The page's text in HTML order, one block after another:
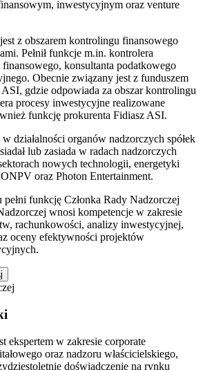
inwestycyjnym oraz venture
z obszarem kontrolingu finansowego
Pełnił funkcje m.in. kontrolera
konsultanta podatkowego
Obecnie związany jest z funduszem
gdzie odpowiada za obszar kontrolingu
procesy inwestycyjne realizowane
funkcję prokurenta Fidiasz ASI.
działalności organów nadzorczych spółek
lub zasiada w radach nadzorczych
nowych technologii, energetyki
ONPV oraz Photon Entertainment.
funkcję Członka Rady Nadzorczej
wnosi kompetencje w zakresie
rachunkowości, analizy inwestycyjnej,
oceny efektywności projektów
ekspertem w zakresie corporate
oraz nadzoru właścicielskiego,
doświadczenie na rynku